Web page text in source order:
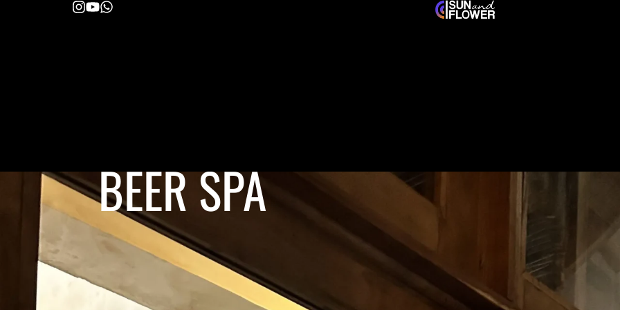
BEER SPA